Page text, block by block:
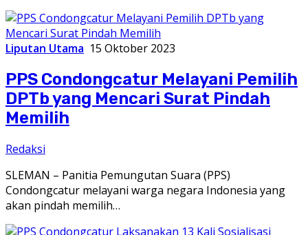
Liputan Utama 15 Oktober 2023
PPS Condongcatur Melayani Pemilih
DPTb yang Mencari Surat Pindah
Memilih
Redaksi
SLEMAN – Panitia Pemungutan Suara (PPS)
Condongcatur melayani warga negara Indonesia yang
akan pindah memilih…